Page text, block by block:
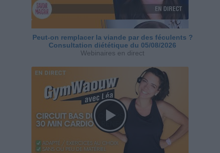
Peut-on remplacer la viande par des féculents ?
Consultation diététique du 05/08/2026
Webinaires en direct